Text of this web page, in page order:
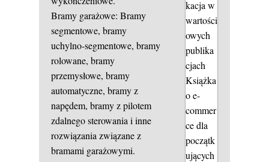
Bramy garażowe: Bramy
segmentowe, bramy
uchylno-segmentowe, bramy
rolowane, bramy
przemysłowe, bramy
automatyczne, bramy z
napędem, bramy z pilotem
zdalnego sterowania i inne
rozwiązania związane z
bramami garażowymi.
kacja w
wartości
owych
publika
cjach
Książka
o e-
commer
ce dla
początk
ujących